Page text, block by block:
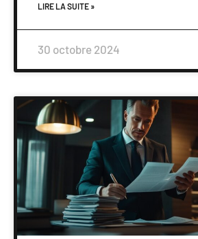
LIRE LA SUITE »
30 octobre 2024